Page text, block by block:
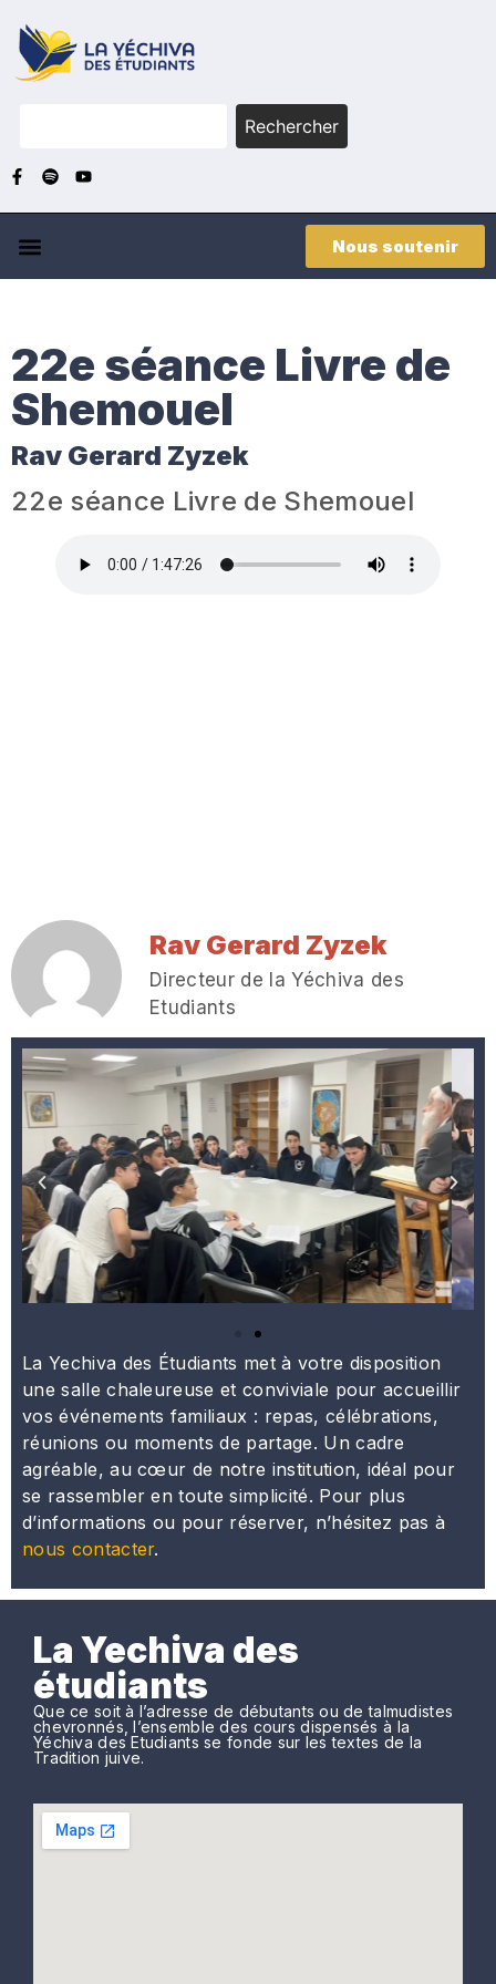
Rechercher
Nous soutenir
22e séance Livre de
Shemouel
Rav Gerard Zyzek
22e séance Livre de Shemouel
Rav Gerard Zyzek
Directeur de la Yéchiva des
Etudiants
La Yechiva des Étudiants met à votre disposition
une salle chaleureuse et conviviale pour accueillir
vos événements familiaux : repas, célébrations,
réunions ou moments de partage. Un cadre
agréable, au cœur de notre institution, idéal pour
se rassembler en toute simplicité. Pour plus
d’informations ou pour réserver, n’hésitez pas à
nous contacter.
La Yechiva des
étudiants
Que ce soit à l’adresse de débutants ou de talmudistes
chevronnés, l’ensemble des cours dispensés à la
Yéchiva des Etudiants se fonde sur les textes de la
Tradition juive.